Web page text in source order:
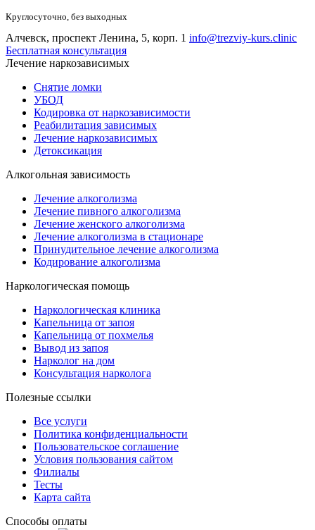
Круглосуточно, без выходных
Алчевск, проспект Ленина, 5, корп. 1 info@trezviy-kurs.clinic
Бесплатная консультация
Лечение наркозависимых
Снятие ломки
УБОД
Кодировка от наркозависимости
Реабилитация зависимых
Лечение наркозависимых
Детоксикация
Алкогольная зависимость
Лечение алкоголизма
Лечение пивного алкоголизма
Лечение женского алкоголизма
Лечение алкоголизма в стационаре
Принудительное лечение алкоголизма
Кодирование алкоголизма
Наркологическая помощь
Наркологическая клиника
Капельница от запоя
Капельница от похмелья
Вывод из запоя
Нарколог на дом
Консультация нарколога
Полезные ссылки
Все услуги
Политика конфиденциальности
Пользовательское cоглашение
Условия пользования сайтом
Филиалы
Тесты
Карта сайта
Способы оплаты